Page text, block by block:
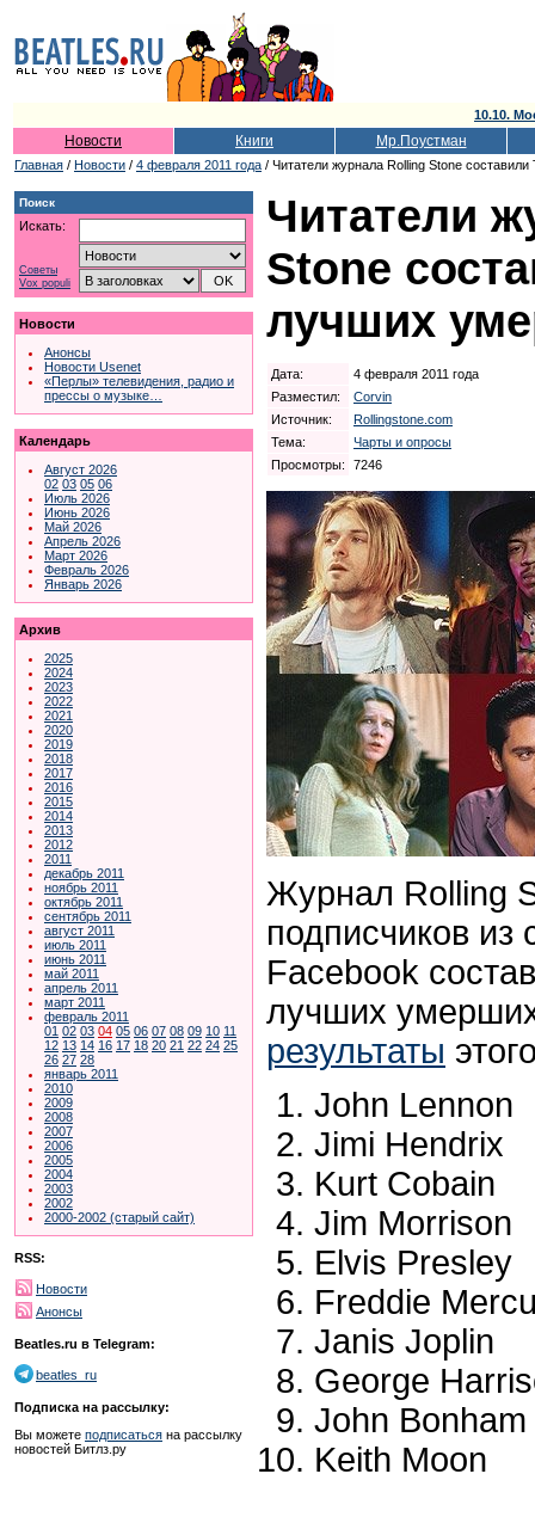
10.10.
Новости Книги Мр.Поустман
Главная / Новости / 4 февраля 2011 года / Читатели журнала Rolling Stone
Поиск
Искать:
Советы
Vox populi
Новости
Анонсы
Новости Usenet
«Перлы» телевидения, радио и
прессы о музыке…
Календарь
Август 2026
02 03 05 06
Июль 2026
Июнь 2026
Май 2026
Апрель 2026
Март 2026
Февраль 2026
Январь 2026
Архив
2025
2024
2023
2022
2021
2020
2019
2018
2017
2016
2015
2014
2013
2012
2011
декабрь 2011
ноябрь 2011
октябрь 2011
сентябрь 2011
август 2011
июль 2011
июнь 2011
май 2011
апрель 2011
март 2011
февраль 2011
01 02 03 04 05 06 07 08 09 10 11
12 13 14 16 17 18 20 21 22 24 25
26 27 28
январь 2011
2010
2009
2008
2007
2006
2005
2004
2003
2002
2000-2002 (старый сайт)
RSS:
Новости
Анонсы
Beatles.ru в Telegram:
beatles_ru
Подписка на рассылку:
Вы можете подписаться на рассылку
новостей Битлз.ру
Читатели
Stone
лучших
Дата:
4 февраля 2011 года
Разместил:
Corvin
Источник:
Rollingstone.com
Тема:
Чарты и опросы
Просмотры:
7246
Журнал Rolling
подписчиков из
Facebook
лучших
результаты
John Lennon
Jimi Hendrix
Kurt Cobain
Jim Morrison
Elvis Presley
Freddie
Janis Joplin
George
John Bonham
Keith Moon